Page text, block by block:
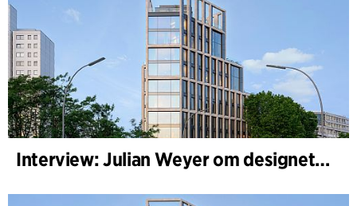
Interview: Julian Weyer om designet af B-One